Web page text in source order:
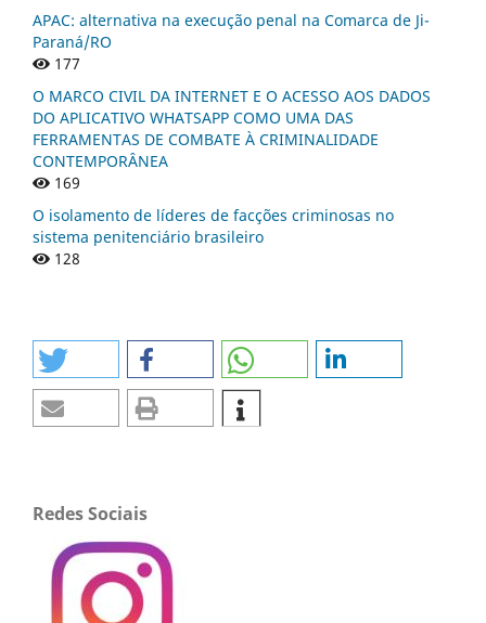
APAC: alternativa na execução penal na Comarca de Ji-
Paraná/RO
177
O MARCO CIVIL DA INTERNET E O ACESSO AOS DADOS
DO APLICATIVO WHATSAPP COMO UMA DAS
FERRAMENTAS DE COMBATE À CRIMINALIDADE
CONTEMPORÂNEA
169
O isolamento de líderes de facções criminosas no
sistema penitenciário brasileiro
128
Redes Sociais